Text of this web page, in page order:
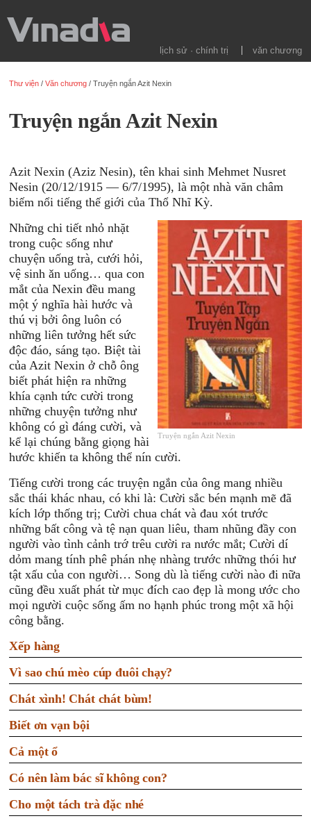
lịch sử · chính trị văn chương
Thư viện /Văn chương /Truyện ngắn Azit Nexin
Truyện ngắn Azit Nexin
Azit Nexin (Aziz Nesin), tên khai sinh Mehmet Nusret
Nesin (20/12/1915 — 6/7/1995), là một nhà văn châm
biếm nổi tiếng thế giới của Thổ Nhĩ Kỳ.
Truyện ngắn Azit Nexin
Những chi tiết nhỏ nhặt
trong cuộc sống như
chuyện uống trà, cưới hỏi,
vệ sinh ǎn uống… qua con
mắt của Nexin đều mang
một ý nghĩa hài hước và
thú vị bởi ông luôn có
những liên tưởng hết sức
độc đáo, sáng tạo. Biệt tài
của Azit Nexin ở chỗ ông
biết phát hiện ra những
khía cạnh tức cười trong
những chuyện tưởng như
không có gì đáng cười, và
kể lại chúng bằng giọng hài
hước khiến ta không thể nín cười.
Tiếng cười trong các truyện ngắn của ông mang nhiều
sắc thái khác nhau, có khi là: Cười sắc bén mạnh mẽ đã
kích lớp thống trị; Cười chua chát và đau xót trước
những bất công và tệ nạn quan liêu, tham nhũng đầy con
người vào tình cảnh trớ trêu cười ra nước mắt; Cười dí
dỏm mang tính phê phán nhẹ nhàng trước những thói hư
tật xấu của con người… Song dù là tiếng cười nào đi nữa
cũng đều xuất phát từ mục đích cao đẹp là mong ước cho
mọi người cuộc sống ấm no hạnh phúc trong một xã hội
công bằng.
Xếp hàng
Vì sao chú mèo cúp đuôi chạy?
Chát xình! Chát chát bùm!
Biết ơn vạn bội
Cả một ổ
Có nên làm bác sĩ không con?
Cho một tách trà đặc nhé